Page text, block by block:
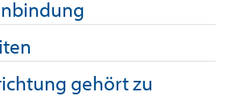
gehört zu